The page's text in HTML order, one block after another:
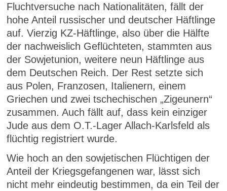
Fluchtversuche nach Nationalitäten, fällt der
hohe Anteil russischer und deutscher Häftlinge
auf. Vierzig KZ-Häftlinge, also über die Hälfte
der nachweislich Geflüchteten, stammten aus
der Sowjetunion, weitere neun Häftlinge aus
dem Deutschen Reich. Der Rest setzte sich
aus Polen, Franzosen, Italienern, einem
Griechen und zwei tschechischen „Zigeunern“
zusammen. Auch fällt auf, dass kein einziger
Jude aus dem O.T.-Lager Allach-Karlsfeld als
flüchtig registriert wurde.
Wie hoch an den sowjetischen Flüchtigen der
Anteil der Kriegsgefangenen war, lässt sich
nicht mehr eindeutig bestimmen, da ein Teil der